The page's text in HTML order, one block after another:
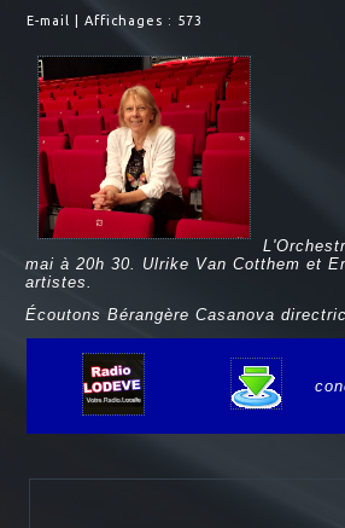
E-mail Affichages : 573
mai à 20h 30. Ulrike Van Cotthem et
artistes.
Écoutons Bérangère Casanova